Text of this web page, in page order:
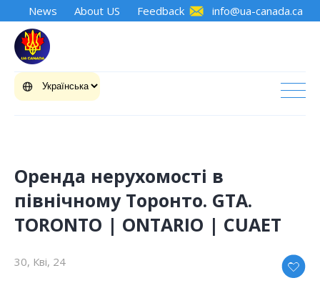
News About US Feedback info@ua-canada.ca
Оренда нерухомості в
північному Торонто. GTA.
TORONTO | ONTARIO | CUAET
30, Кві, 24